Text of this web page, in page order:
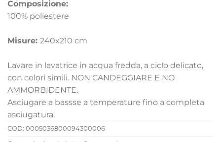
Composizione:
100% poliestere
Misure: 240x210 cm
Lavare in lavatrice in acqua fredda, a ciclo delicato,
con colori simili. NON CANDEGGIARE E NO
AMMORBIDENTE.
Asciugare a bassse a temperature fino a completa
asciugatura.
COD: 0005036800094300006